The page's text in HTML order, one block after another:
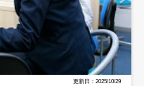
更新日：2025/10/29